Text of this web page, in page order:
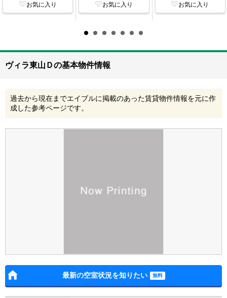
お気に入り お気に入り お気に入り
ヴィラ東山Ｄの基本物件情報
過去から現在までエイブルに掲載のあった賃貸物件情報を元に作
成した参考ページです。
最新の空室状況を知りたい